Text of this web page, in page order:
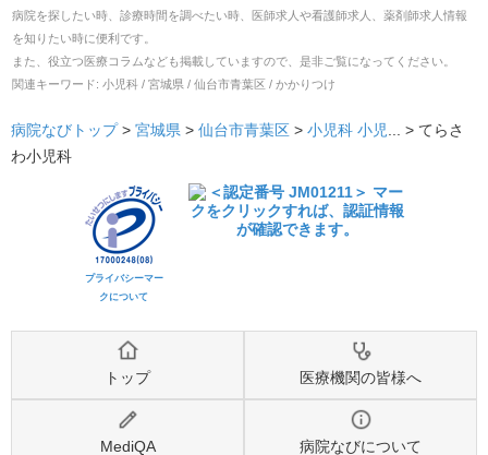
病院を探したい時、診療時間を調べたい時、医師求人や看護師求人、薬剤師求人情報
を知りたい時に便利です。
また、役立つ医療コラムなども掲載していますので、是非ご覧になってください。
関連キーワード: 小児科 / 宮城県 / 仙台市青葉区 / かかりつけ
病院なびトップ > 宮城県 > 仙台市青葉区 > 小児科 小児... > てらさ
わ小児科
プライバシーマー
クについて
トップ 医療機関の皆様へ
MediQA 病院なびについて